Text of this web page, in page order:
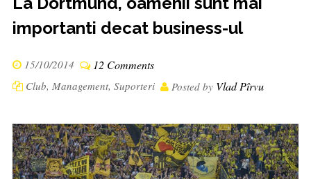
importanti decat business-ul
15/10/2014 12 Comments
Club, Management, Suporteri Posted by Vlad Pîrvu